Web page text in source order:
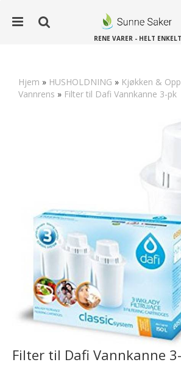
RENE VARER - HELT ENKELT
Hjem » HUSHOLDNING » Kjøkken &
Vannrens » Filter til Dafi Vannkanne 3-pk
Filter til Dafi Vannkanne